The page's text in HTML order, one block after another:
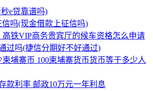
e贷靠谱吗)
信吗(现金借款上征信吗)
高铁VIP商务贵宾厅的候车资格怎么申请
过吗(捷信分期好不好通过)
埔寨币 100柬埔寨货币货币等于多少人
款利率 邮政10万元一年利息